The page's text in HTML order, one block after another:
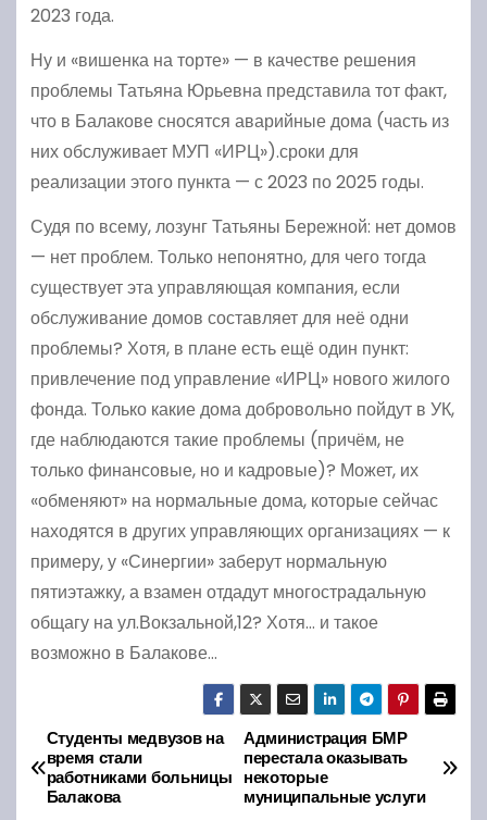
2023 года.
Ну и «вишенка на торте» — в качестве решения
проблемы Татьяна Юрьевна представила тот факт,
что в Балакове сносятся аварийные дома (часть из
них обслуживает МУП «ИРЦ»).сроки для
реализации этого пункта — с 2023 по 2025 годы.
Судя по всему, лозунг Татьяны Бережной: нет домов
— нет проблем. Только непонятно, для чего тогда
существует эта управляющая компания, если
обслуживание домов составляет для неё одни
проблемы? Хотя, в плане есть ещё один пункт:
привлечение под управление «ИРЦ» нового жилого
фонда. Только какие дома добровольно пойдут в УК,
где наблюдаются такие проблемы (причём, не
только финансовые, но и кадровые)? Может, их
«обменяют» на нормальные дома, которые сейчас
находятся в других управляющих организациях — к
примеру, у «Синергии» заберут нормальную
пятиэтажку, а взамен отдадут многострадальную
общагу на ул.Вокзальной,12? Хотя… и такое
возможно в Балакове…
Н
а
Администрация БМР
перестала оказывать
некоторые
муниципальные услуги
Студенты медвузов на
время стали
работниками больницы
Балакова